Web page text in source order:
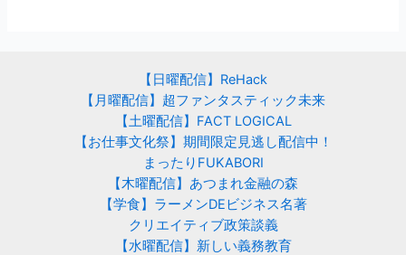
【日曜配信】ReHack
【月曜配信】超ファンタスティック未来
【土曜配信】FACT LOGICAL
【お仕事文化祭】期間限定見逃し配信中！
まったりFUKABORI
【木曜配信】あつまれ金融の森
【学食】ラーメンDEビジネス名著
クリエイティブ政策談義
【水曜配信】新しい義務教育